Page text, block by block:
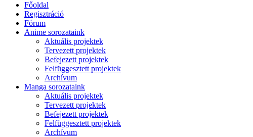
Főoldal
Regisztráció
Fórum
Anime sorozataink
Aktuális projektek
Tervezett projektek
Befejezett projektek
Felfüggesztett projektek
Archívum
Manga sorozataink
Aktuális projektek
Tervezett projektek
Befejezett projektek
Felfüggesztett projektek
Archívum